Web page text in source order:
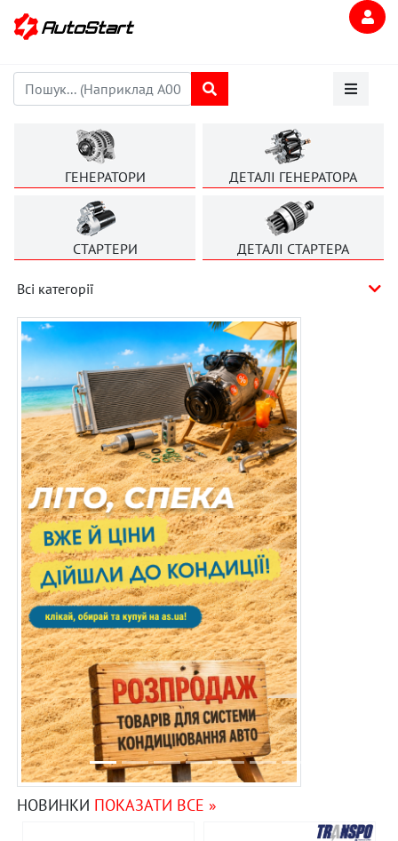
ГЕНЕРАТОРИ ДЕТАЛІ ГЕНЕРАТОРА
СТАРТЕРИ ДЕТАЛІ СТАРТЕРА
Всі категорії
НОВИНКИ ПОКАЗАТИ ВСЕ »